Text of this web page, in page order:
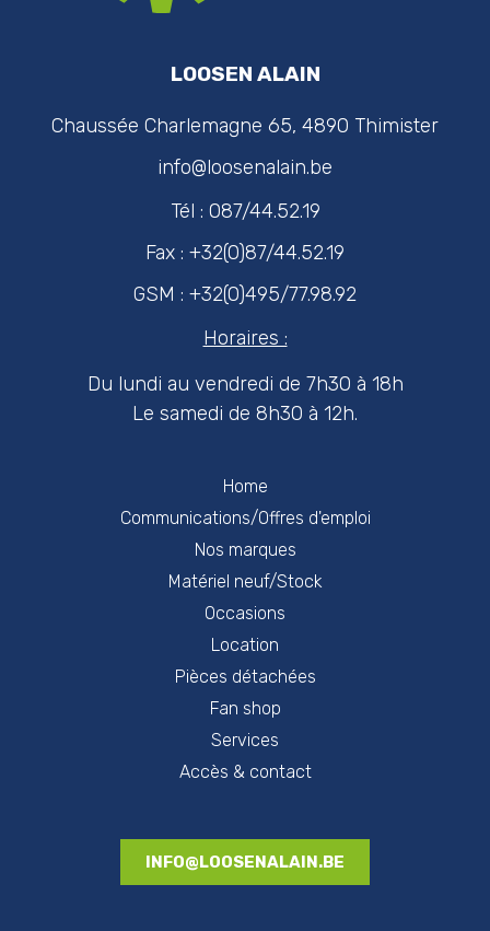
Home
Communications/Offres d'emploi
Nos marques
Matériel neuf/Stock
Occasions
Location
Pièces détachées
Fan shop
Services
Accès & contact
INFO@LOOSENALAIN.BE
LOOSEN ALAIN
Chaussée Charlemagne 65, 4890 Thimister
info@loosenalain.be
Tél : 087/44.52.19
Fax : +32(0)87/44.52.19
GSM : +32(0)495/77.98.92
Horaires :
Du lundi au vendredi de 7h30 à 18h
Le samedi de 8h30 à 12h.